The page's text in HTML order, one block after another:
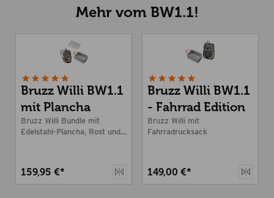
Mehr vom BW1.1!
Bruzz Willi BW1.1
mit Plancha
Bruzz Willi Bundle mit
Edelstahl-Plancha, Rost und
159,95 €*
Bruzz Willi BW1.1
- Fahrrad Edition
Bruzz Willi mit
Fahrradrucksack
149,00 €*